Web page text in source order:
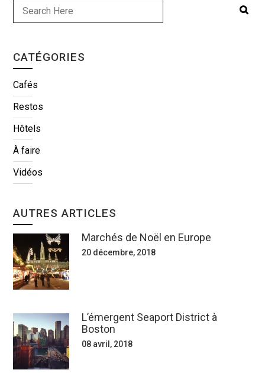
CATÉGORIES
Cafés
Restos
Hôtels
À faire
Vidéos
AUTRES ARTICLES
Marchés de Noël en Europe
20 décembre, 2018
L’émergent Seaport District à
Boston
08 avril, 2018